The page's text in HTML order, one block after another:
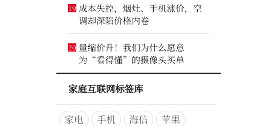
19 成本失控，烟灶、手机涨价，空
调却深陷价格内卷
20 量缩价升！我们为什么愿意
为“看得懂”的摄像头买单
家庭互联网标签库
家电 手机 海信
苹果